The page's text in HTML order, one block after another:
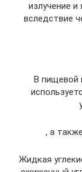
излучение и
вследствие
В пищевой
, а
Жидкая